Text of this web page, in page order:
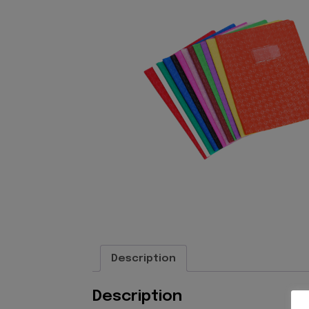
Description
Description